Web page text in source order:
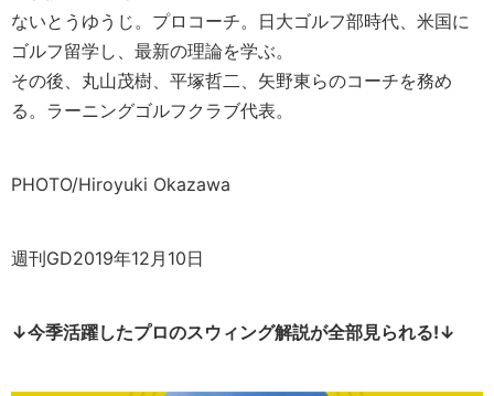
ないとうゆうじ。プロコーチ。日大ゴルフ部時代、米国に
ゴルフ留学し、最新の理論を学ぶ。
その後、丸山茂樹、平塚哲二、矢野東らのコーチを務め
る。ラーニングゴルフクラブ代表。
PHOTO/Hiroyuki Okazawa
週刊GD2019年12月10日
↓今季活躍したプロのスウィング解説が全部見られる!↓